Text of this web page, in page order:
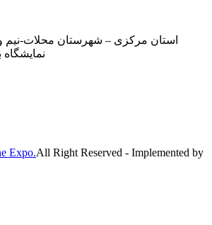
استان مرکزی – شهرستان محلات-نیم
Expo.All Right Reserved - Implemented by